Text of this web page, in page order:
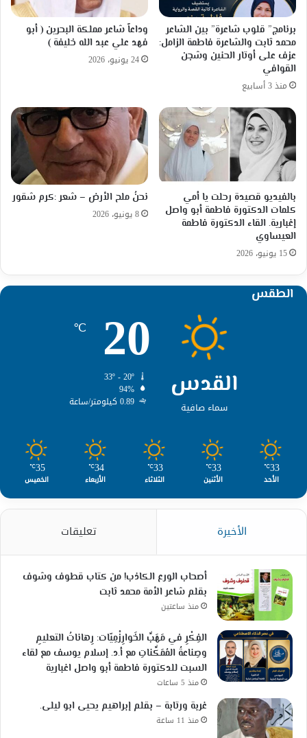
برنامج” قلوب شاعرة” بين الشاعر
محمد ثابت والشاعرة فاطمة الزامل:
عزف على أوتار الحنين وشجن
القوافي
منذ 3 أسابيع
وداعاً شاعر مملكة البحرين ( أبو
فهد علي عبد الله خليفة )
24 يونيو، 2026
بالفيديو قصيدة رحلت يا أمي
كلمات الدكتورة فاطمة أبو واصل
إغبارية. القاء الدكتورة فاطمة
العيساوي
15 يونيو، 2026
نحنُ ملح الأرض – شعر :كرم شقور
8 يونيو، 2026
الطقس
القدس
سماء صافية
20
℃
94%
0.89 كيلومتر/ساعة
33
℃
الأحد
33
℃
الأثنين
33
℃
الثلاثاء
34
℃
الأربعاء
35
℃
الخميس
الأخيرة تعليقات
أصحاب الورع الكاذب! من كتاب قطوف وشوف
بقلم شاعر الأمة محمد ثابت
منذ ساعتين
الفِكْرِ في مَهَبِّ الخَوارِزْمِيّات: رِهاناتُ التعليمِ
وصِناعةُ المُمَكِّناتِ مع أ.د. إسلام يوسف مع لقاء
السبت للدكتورة فاطمة أبو واصل اغبارية
منذ 5 ساعات
غربة ورتابة – بقلم إبراهيم يحيى ابو ليلى.
منذ 11 ساعة